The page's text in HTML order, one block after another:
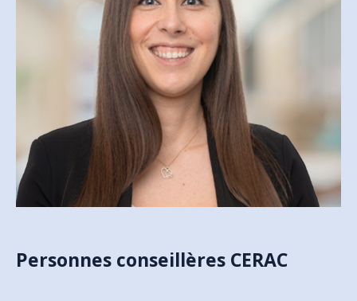
MÉLISSA SLOAN
GESTIONNAIRE ADMINISTRATIVE
msloan@csfoy.ca
Personnes conseillères CERAC